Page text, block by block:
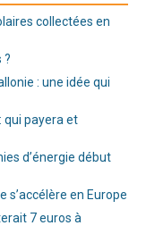
collectées en
?
: une idée qui
qui payera et
d’énergie début
s’accélère en Europe
7 euros à